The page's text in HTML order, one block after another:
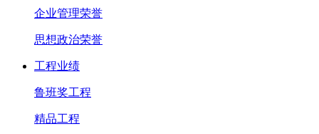
企业管理荣誉
思想政治荣誉
工程业绩
鲁班奖工程
精品工程